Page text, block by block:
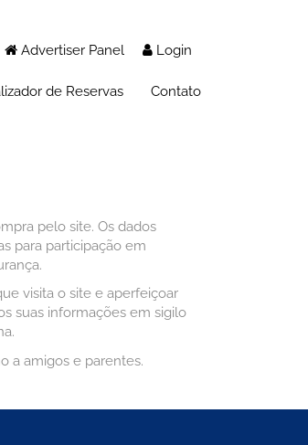
Advertiser Panel Login
de Reservas Contato
pelo site. Os dados
para participação em
visita o site e aperfeiçoar
suas informações em sigilo
a amigos e parentes.